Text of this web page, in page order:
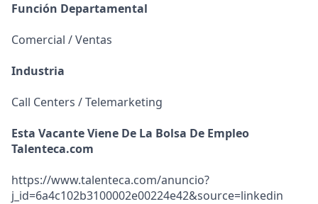
Función Departamental
Comercial / Ventas
Industria
Call Centers / Telemarketing
Esta Vacante Viene De La Bolsa De Empleo
Talenteca.com
https://www.talenteca.com/anuncio?
j_id=6a4c102b3100002e00224e42&source=linkedin